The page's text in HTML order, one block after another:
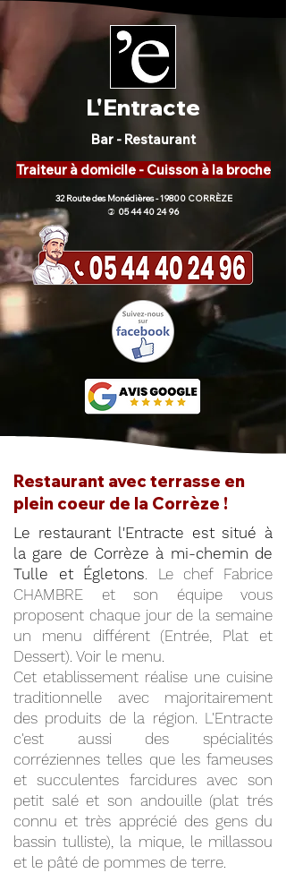
L'Entracte
Bar - Restaurant
Traiteur à domicile - Cuisson à la broche
32 Route des Monédières - 19800 CORRÈZE
) 05 44 40 24 96
Restaurant avec terrasse en
plein coeur de la Corrèze !
Le restaurant l'Entracte est situé à
la gare de Corrèze à mi-chemin de
Tulle et Égletons. Le chef Fabrice
CHAMBRE et son équipe vous
proposent chaque jour de la semaine
un menu différent (Entrée, Plat et
Dessert). Voir le menu.
Cet etablissement réalise une cuisine
traditionnelle avec majoritairement
des produits de la région. L'Entracte
c'est aussi des spécialités
corréziennes telles que les fameuses
et succulentes farcidures avec son
petit salé et son andouille (plat trés
connu et très apprécié des gens du
bassin tulliste), la mique, le millassou
et le pâté de pommes de terre.